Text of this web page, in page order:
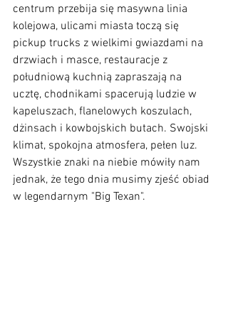
centrum przebija się masywna linia
kolejowa, ulicami miasta toczą się
pickup trucks z wielkimi gwiazdami na
drzwiach i masce, restauracje z
południową kuchnią zapraszają na
ucztę, chodnikami spacerują ludzie w
kapeluszach, flanelowych koszulach,
dżinsach i kowbojskich butach. Swojski
klimat, spokojna atmosfera, pełen luz.
Wszystkie znaki na niebie mówiły nam
jednak, że tego dnia musimy zjeść obiad
w legendarnym "Big Texan".